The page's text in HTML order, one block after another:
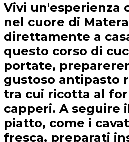
Vivi un'esperienza
nel cuore di
direttamente a
questo corso di
portate,
gustoso antipasto
tra cui ricotta al
capperi. A seguire
piatto, come i
fresca, preparati